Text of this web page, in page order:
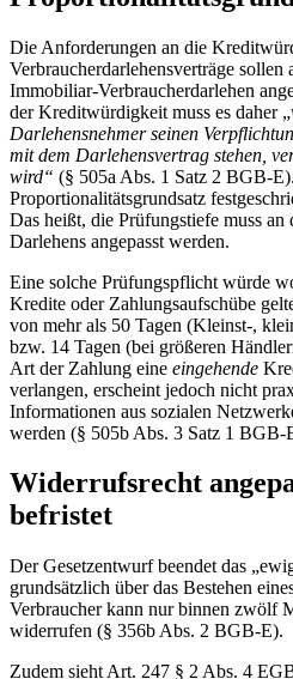
Die Anforderungen an die
Verbraucherdarlehensverträge sollen
Immobiliar-Verbraucherdarlehen
der Kreditwürdigkeit muss es daher „
Darlehensnehmer seinen
mit dem Darlehensvertrag stehen,
wird“ (§ 505a Abs. 1 Satz 2 BGB-
Proportionalitätsgrundsatz
Das heißt, die Prüfungstiefe muss
Darlehens angepasst werden.
Eine solche Prüfungspflicht würde
Kredite oder Zahlungsaufschübe
von mehr als 50 Tagen (Kleinst-,
bzw. 14 Tagen (bei größeren
Art der Zahlung eine eingehende
verlangen, erscheint jedoch nicht
Informationen aus sozialen
werden (§ 505b Abs. 3 Satz 1 BGB-
Widerrufsrecht
befristet
Der Gesetzentwurf beendet das
grundsätzlich über das Bestehen
Verbraucher kann nur binnen zwölf
widerrufen (§ 356b Abs. 2 BGB-E).
Zudem sieht Art. 247 § 2 Abs. 4